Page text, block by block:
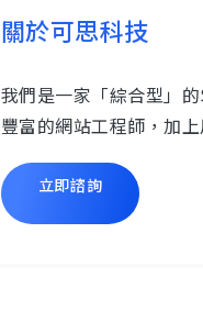
關於可思科技
我們是一家「綜合型」
豐富的網站工程師，加
立即諮詢